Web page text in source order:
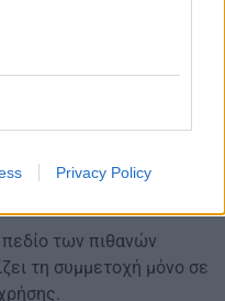
Privacy Policy
ενταχθεί σε αντίστοιχο
βραχυχρόνιας
2024-2025 όσο και
των πιθανών
τη συμμετοχή μόνο σε